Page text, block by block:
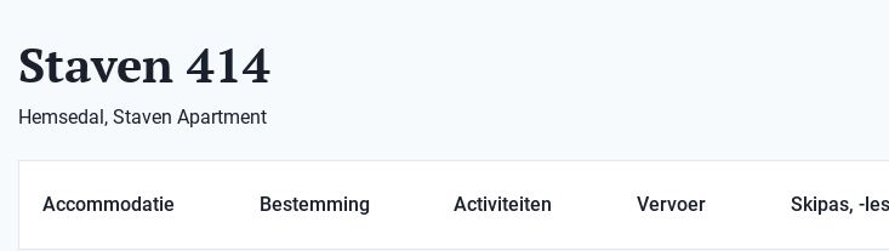
Staven 414
Hemsedal, Staven Apartment
Accommodatie Bestemming Activiteiten Vervoer Skipas, -